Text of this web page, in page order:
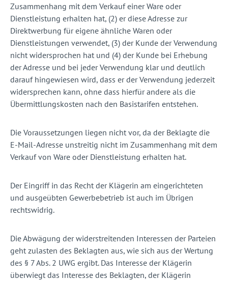
Zusammenhang mit dem Verkauf einer Ware oder
Dienstleistung erhalten hat, (2) er diese Adresse zur
Direktwerbung für eigene ähnliche Waren oder
Dienstleistungen verwendet, (3) der Kunde der Verwendung
nicht widersprochen hat und (4) der Kunde bei Erhebung
der Adresse und bei jeder Verwendung klar und deutlich
darauf hingewiesen wird, dass er der Verwendung jederzeit
widersprechen kann, ohne dass hierfür andere als die
Übermittlungskosten nach den Basistarifen entstehen.
Die Voraussetzungen liegen nicht vor, da der Beklagte die
E-Mail-Adresse unstreitig nicht im Zusammenhang mit dem
Verkauf von Ware oder Dienstleistung erhalten hat.
Der Eingriff in das Recht der Klägerin am eingerichteten
und ausgeübten Gewerbebetrieb ist auch im Übrigen
rechtswidrig.
Die Abwägung der widerstreitenden Interessen der Parteien
geht zulasten des Beklagten aus, wie sich aus der Wertung
des § 7 Abs. 2 UWG ergibt. Das Interesse der Klägerin
überwiegt das Interesse des Beklagten, der Klägerin